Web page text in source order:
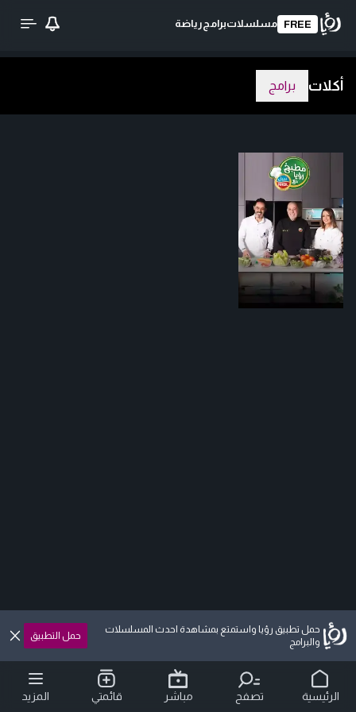
FREE مسلسلاتبرامج رياضة
أكلات برامج
حمل تطبيق رؤيا واستمتع بمشاهدة احدث المسلسلات
والبرامج
حمل التطبيق
الرئيسية تصفح مباشر قائمتي المزيد